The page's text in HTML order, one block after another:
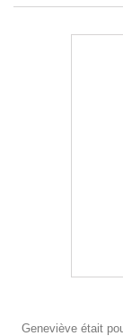
Geneviève était